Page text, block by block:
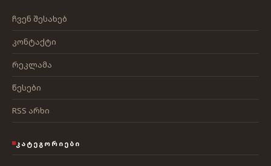
ჩვენ შესახებ
კონტაქტი
რეკლამა
წესები
RSS არხი
ᲙᲐᲢᲔᲒᲝᲠᲘᲔᲑᲘ